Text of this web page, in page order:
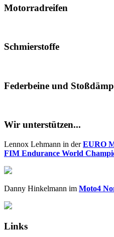
Motorradreifen
Schmierstoffe
Federbeine und
Wir unterstützen...
Lennox Lehmann in derEURO
FIM Endurance World
Danny Hinkelmann im Moto4
Links